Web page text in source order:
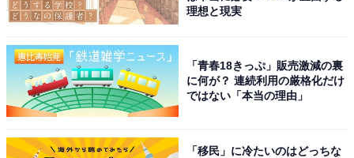
理想と現実
「青春18きっぷ」販売激減の裏
に何が？ 連続利用の厳格化だけ
ではない「本当の理由」
「移民」に冷たいのはどっちな